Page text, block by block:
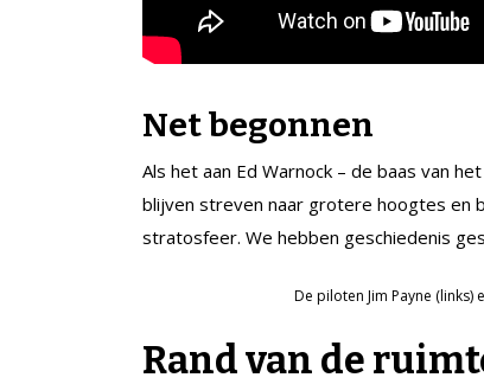
Net begonnen
Als het aan Ed Warnock – de baas van
blijven streven naar grotere hoogtes en
stratosfeer. We hebben geschiedenis
De piloten Jim Payne
Rand van de